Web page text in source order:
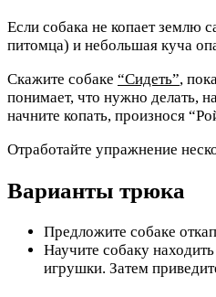
Если собака не копает землю
питомца) и небольшая куча
Скажите собаке “Сидеть”,
понимает, что нужно делать,
начните копать, произнося
Отработайте упражнение
Варианты трюка
Предложите собаке
Научите собаку
игрушки. Затем